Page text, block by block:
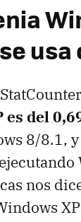
es del
8/8.1,
nos